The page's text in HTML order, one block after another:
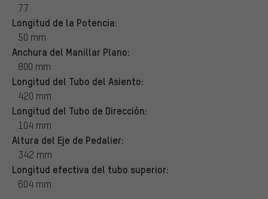
77
Longitud de la Potencia:
50 mm
Anchura del Manillar Plano:
800 mm
Longitud del Tubo del Asiento:
420 mm
Longitud del Tubo de Dirección:
104 mm
Altura del Eje de Pedalier:
342 mm
Longitud efectiva del tubo superior:
604 mm